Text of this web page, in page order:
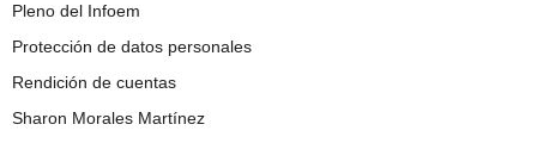
Pleno del Infoem
Protección de datos personales
Rendición de cuentas
Sharon Morales Martínez